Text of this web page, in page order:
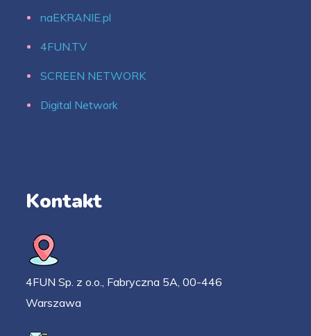
naEKRANIE.pl
4FUN.TV
SCREEN NETWORK
Digital Network
Kontakt
4FUN Sp. z o.o., Fabryczna 5A, 00-446
Warszawa